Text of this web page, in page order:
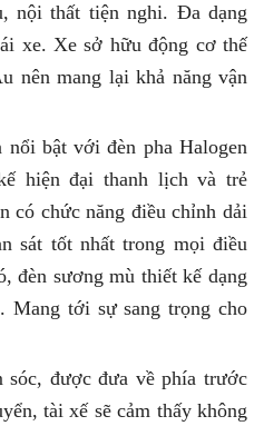
nội thất tiện nghi. Đa dạng
xe. Xe sở hữu động cơ thế
nên mang lại khả năng vận
nổi bật với đèn pha Halogen
hiện đại thanh lịch và trẻ
có chức năng điều chỉnh dải
sát tốt nhất trong mọi điều
đèn sương mù thiết kế dạng
Mang tới sự sang trọng cho
sóc, được đưa về phía trước
tài xế sẽ cảm thấy không